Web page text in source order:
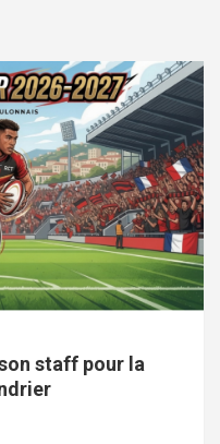
staff pour la